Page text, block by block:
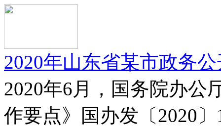
2020年山东省某市政务
2020年6月，国务院办公
作要点》国办发〔2020